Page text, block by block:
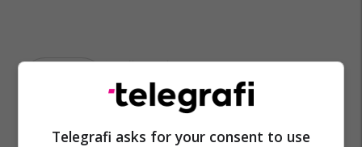
Telegrafi asks for your consent to use